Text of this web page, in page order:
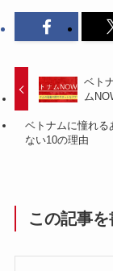
ベト
ム
ベトナムに憧れる
ない10の理由
この記事を